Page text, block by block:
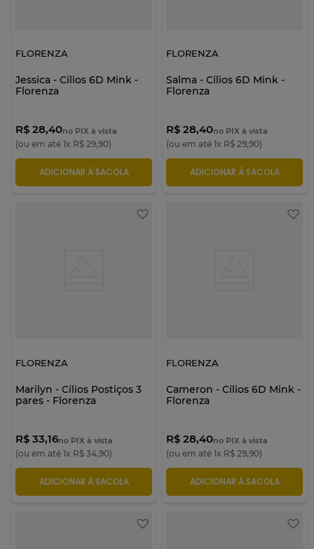
FLORENZA
Jessica - Cílios 6D Mink -
Florenza
R$ 28,40no PIX à vista
(ou em até 1x R$ 29,90)
ADICIONAR À SACOLA
FLORENZA
Salma - Cílios 6D Mink -
Florenza
R$ 28,40no PIX à vista
(ou em até 1x R$ 29,90)
ADICIONAR À SACOLA
FLORENZA
Marilyn - Cílios Postiços 3
pares - Florenza
R$ 33,16no PIX à vista
(ou em até 1x R$ 34,90)
ADICIONAR À SACOLA
FLORENZA
Cameron - Cílios 6D Mink -
Florenza
R$ 28,40no PIX à vista
(ou em até 1x R$ 29,90)
ADICIONAR À SACOLA